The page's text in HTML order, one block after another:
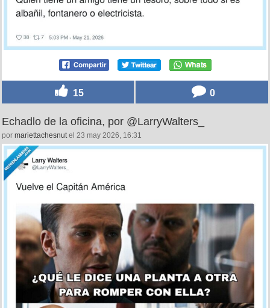
15 0
Echadlo de la oficina, por @LarryWalters_
por mariettachesnutel 23 may 2026, 16:31